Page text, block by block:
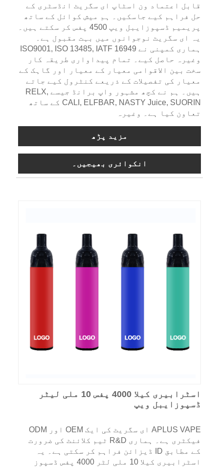
قابل اعتماد ون اسٹاپ ای سگریٹ انڈسٹری کے
حل فراہم کیے جاسکیں۔ ہم میش کوائل کے ساتھ
پریمیم ڈسپوزایبل ویپ 4500 پفس کر سکتے ہیں۔
یہ ای سگریٹ نوجوانوں میں بہت مقبول ہے۔
ہماری کمپنی نے ISO9001, ISO 13485, IATF 16949
وغیرہ حاصل کیے۔ تمام پیداواری طریقہ کار
سخت بین الاقوامی معیار کے معیار اور گاہک کے
معیار کی تفصیلات کے ذریعے کنٹرول کیے جاتے
ہیں۔ ہم نے کچھ مشہور واپ برانڈ جیسے RELX,
CALI, ELFBAR, NASTY Juice, SUORIN کے ساتھ
تعاون کیا ہے۔ وغیرہ
مزید پڑھ
انکوائری بھیجیں۔
اسٹرابیری کیلا 4000 پفس 10 ملی لیٹر
ڈسپوزایبل ویپ
APLUS VAPE ای سگریٹ کی ایک OEM اور ODM
فیکٹری ہے۔ ہماری R&D ٹیم کلائنٹ کی ضرورت
کے مطابق ID ڈیزائن فراہم کر سکتی ہے۔ یہ
اسٹرابیری کیلا 10 ملی لٹر 4000 پفس ڈسپوز